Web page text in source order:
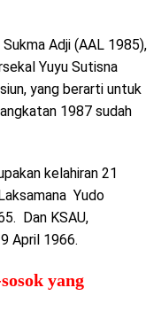
Adji (AAL 1985),
Yuyu Sutisna
yang berarti untuk
1987 sudah
kelahiran 21
Yudo
Dan KSAU,
April 1966.
yang